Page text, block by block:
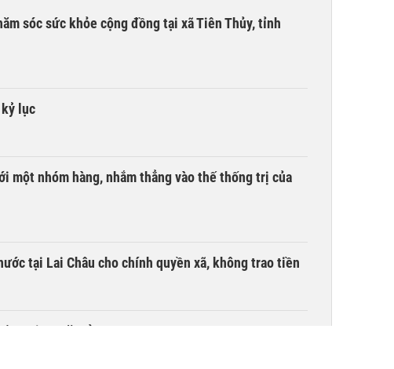
sóc sức khỏe cộng đồng tại xã Tiên Thủy, tỉnh
lục
một nhóm hàng, nhắm thẳng vào thế thống trị của
tại Lai Châu cho chính quyền xã, không trao tiền
tại 44 năm ở TP HCM